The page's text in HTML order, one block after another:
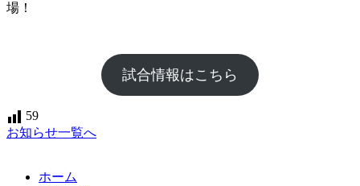
場！
試合情報はこちら
59
お知らせ一覧へ
ホーム